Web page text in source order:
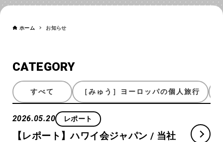
NEWS
ホーム お知らせ
2026.05.20 レポート
【レポート】ハワイ会ジャパン / 当社
CATEGORY
すべて ［みゅう］ヨーロッパの個人旅行